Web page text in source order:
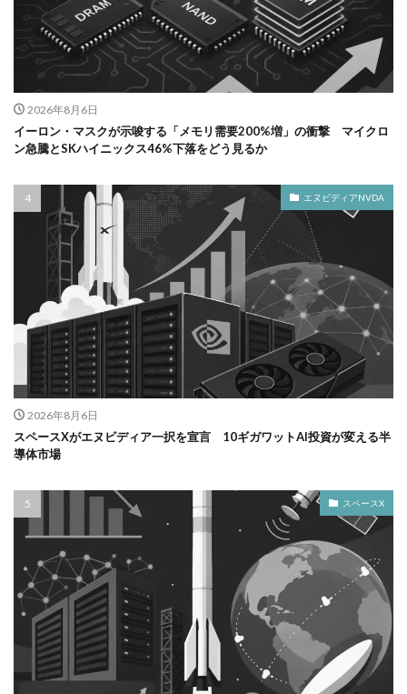
2026年8月6日
イーロン・マスクが示唆する「メモリ需要200%増」の衝撃 マイクロ
ン急騰とSKハイニックス46%下落をどう見るか
エヌビディアNVDA
2026年8月6日
スペースXがエヌビディア一択を宣言 10ギガワットAI投資が変える半
導体市場
スペースX